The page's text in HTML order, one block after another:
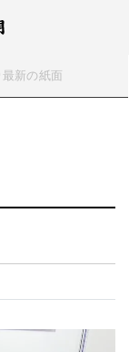
最新の紙面